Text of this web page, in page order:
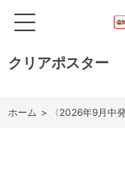
クリアポスター
ホーム > 〈2026年9月中